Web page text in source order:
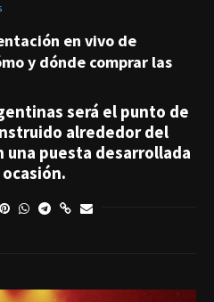
en vivo de
y dónde comprar las
será el punto de
alrededor del
una puesta desarrollada